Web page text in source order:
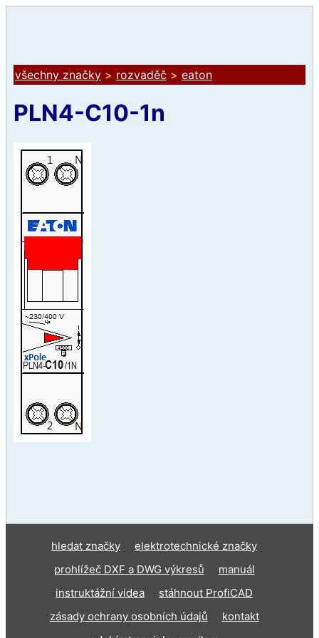
všechny značky > rozvaděč > eaton
PLN4-C10-1n
hledat značky
elektrotechnické značky
prohlížeč DXF a DWG výkresů
manuál
instruktážní videa
stáhnout ProfiCAD
zásady ochrany osobních údajů
kontakt